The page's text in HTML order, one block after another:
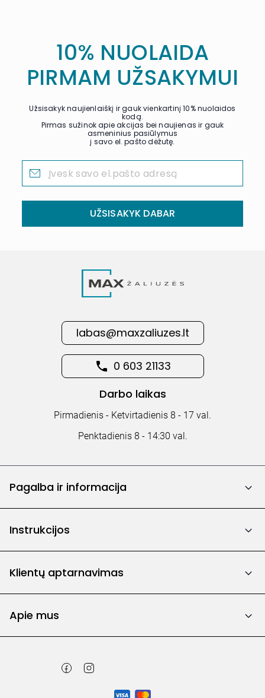
10% NUOLAIDA
PIRMAM UŽSAKYMUI
Užsisakyk naujienlaiškį ir gauk vienkartinį 10% nuolaidos
kodą.
Pirmas sužinok apie akcijas bei naujienas ir gauk
asmeninius pasiūlymus
į savo el. pašto dėžutę.
UŽSISAKYK DABAR
labas@maxzaliuzes.lt
0 603 21133
Darbo laikas
Pirmadienis - Ketvirtadienis 8 - 17 val.
Penktadienis 8 - 14:30 val.
Pagalba ir informacija
Instrukcijos
Klientų aptarnavimas
Apie mus